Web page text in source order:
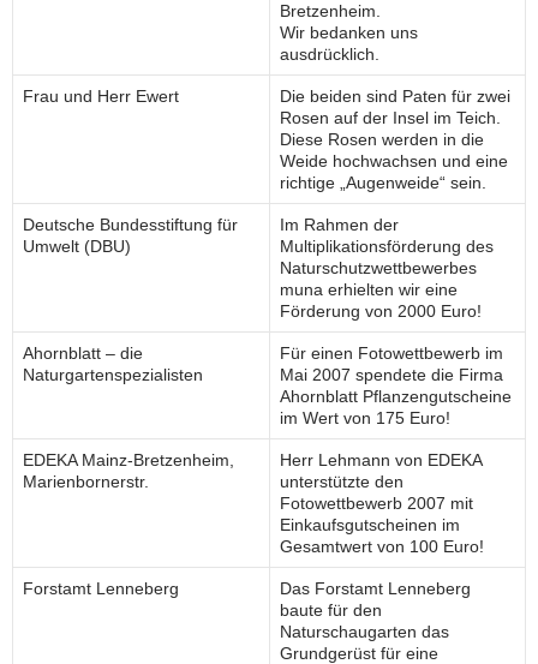
Bretzenheim.
Wir bedanken uns
ausdrücklich.
Frau und Herr Ewert
Die beiden sind Paten für zwei
Rosen auf der Insel im Teich.
Diese Rosen werden in die
Weide hochwachsen und eine
richtige „Augenweide“ sein.
Deutsche Bundesstiftung für
Umwelt (DBU)
Im Rahmen der
Multiplikationsförderung des
Naturschutzwettbewerbes
muna erhielten wir eine
Förderung von 2000 Euro!
Ahornblatt – die
Naturgartenspezialisten
Für einen Fotowettbewerb im
Mai 2007 spendete die Firma
Ahornblatt Pflanzengutscheine
im Wert von 175 Euro!
EDEKA Mainz-Bretzenheim,
Marienbornerstr.
Herr Lehmann von EDEKA
unterstützte den
Fotowettbewerb 2007 mit
Einkaufsgutscheinen im
Gesamtwert von 100 Euro!
Forstamt Lenneberg
Das Forstamt Lenneberg
baute für den
Naturschaugarten das
Grundgerüst für eine